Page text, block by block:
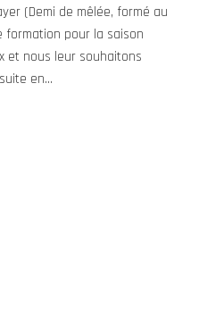
(Demi de mêlée, formé au
formation pour la saison
et nous leur souhaitons
en...